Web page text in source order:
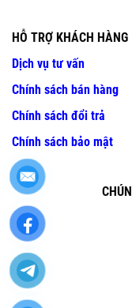
HỖ TRỢ KHÁCH HÀNG
Dịch vụ tư vấn
Chính sách bán hàng
Chính sách đổi trả
Chính sách bảo mật